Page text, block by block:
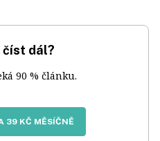
číst dál?
90 % článku.
39 KČ MĚSÍČNĚ